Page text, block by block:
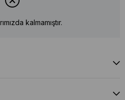
kalmamıştır.